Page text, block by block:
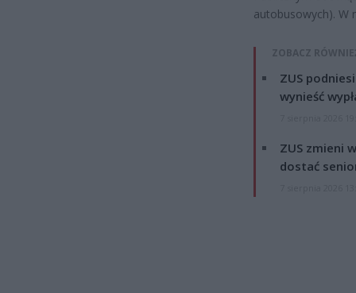
autobusowych). W
ZOBACZ
ZUS
wynieść
ZUS zmieni
dostać